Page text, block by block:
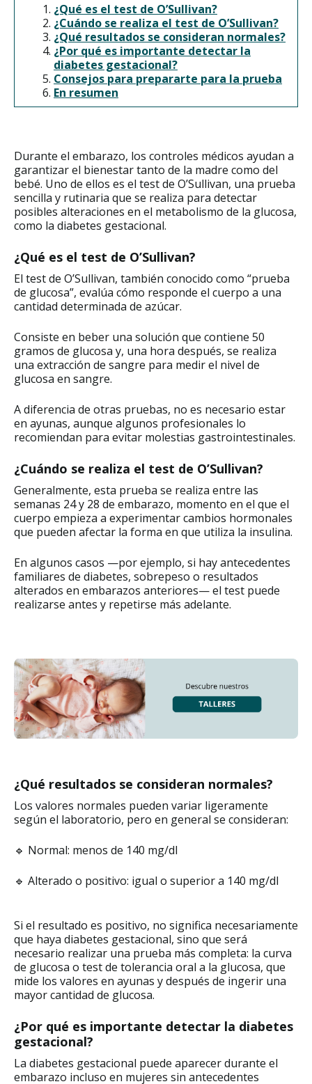
¿Qué es el test de O’Sullivan?
¿Cuándo se realiza el test de O’Sullivan?
¿Qué resultados se consideran normales?
¿Por qué es importante detectar la
diabetes gestacional?
Consejos para prepararte para la prueba
En resumen
Durante el embarazo, los controles médicos ayudan a
garantizar el bienestar tanto de la madre como del
bebé. Uno de ellos es el test de O’Sullivan, una prueba
sencilla y rutinaria que se realiza para detectar
posibles alteraciones en el metabolismo de la glucosa,
como la diabetes gestacional.
¿Qué es el test de O’Sullivan?
El test de O’Sullivan, también conocido como “prueba
de glucosa”, evalúa cómo responde el cuerpo a una
cantidad determinada de azúcar.
Consiste en beber una solución que contiene 50
gramos de glucosa y, una hora después, se realiza
una extracción de sangre para medir el nivel de
glucosa en sangre.
A diferencia de otras pruebas, no es necesario estar
en ayunas, aunque algunos profesionales lo
recomiendan para evitar molestias gastrointestinales.
¿Cuándo se realiza el test de O’Sullivan?
Generalmente, esta prueba se realiza entre las
semanas 24 y 28 de embarazo, momento en el que el
cuerpo empieza a experimentar cambios hormonales
que pueden afectar la forma en que utiliza la insulina.
En algunos casos —por ejemplo, si hay antecedentes
familiares de diabetes, sobrepeso o resultados
alterados en embarazos anteriores— el test puede
realizarse antes y repetirse más adelante.
¿Qué resultados se consideran normales?
Los valores normales pueden variar ligeramente
según el laboratorio, pero en general se consideran:
🔹 Normal: menos de 140 mg/dl
🔹 Alterado o positivo: igual o superior a 140 mg/dl
Si el resultado es positivo, no significa necesariamente
que haya diabetes gestacional, sino que será
necesario realizar una prueba más completa: la curva
de glucosa o test de tolerancia oral a la glucosa, que
mide los valores en ayunas y después de ingerir una
mayor cantidad de glucosa.
¿Por qué es importante detectar la diabetes
gestacional?
La diabetes gestacional puede aparecer durante el
embarazo incluso en mujeres sin antecedentes